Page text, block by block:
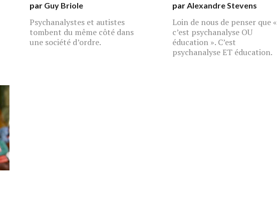
par Guy Briole
Psychanalystes et autistes
tombent du même côté dans
une société d’ordre.
parAlexandre Stevens
Loin de nous de penser que «
c’est psychanalyse OU
éducation ». C’est
psychanalyse ET éducation.